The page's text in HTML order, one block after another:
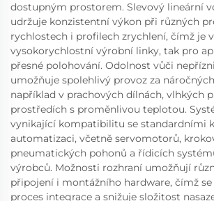
dostupným prostorem. Slevový lineární
udržuje konzistentní výkon při různých
rychlostech i profilech zrychlení, čímž je
vysokorychlostní výrobní linky, tak pro
přesné polohování. Odolnost vůči
umožňuje spolehlivý provoz za
například v prachových dílnách, vlhkých
prostředích s proměnlivou teplotou.
vynikající kompatibilitu se standardními
automatizaci, včetně servomotorů,
pneumatických pohonů a řídicích
výrobců. Možnosti rozhraní umožňují
připojení i montážního hardware, čímž
proces integrace a snižuje složitost